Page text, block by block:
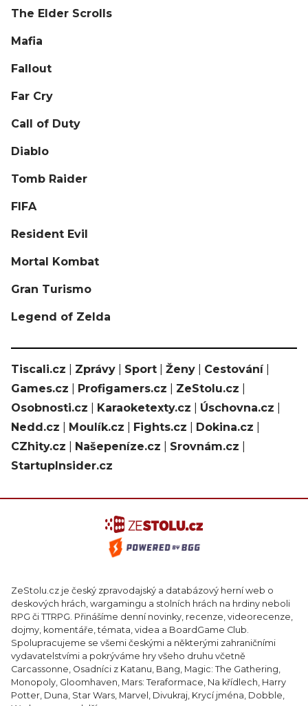
The Elder Scrolls
Mafia
Fallout
Far Cry
Call of Duty
Diablo
Tomb Raider
FIFA
Resident Evil
Mortal Kombat
Gran Turismo
Legend of Zelda
Tiscali.cz Zprávy Sport Ženy Cestování|
Games.cz
Profigamers.cz ZeStolu.cz
Osobnosti.cz
Karaoketexty.cz Úschovna.cz
Nedd.cz
Moulík.cz Fights.cz Dokina.cz
CZhity.cz
Našepeníze.cz Srovnám.cz
StartupInsider.cz
ZeStolu.cz je český zpravodajský a databázový herní web o
deskových hrách, wargamingu a stolních hrách na hrdiny neboli
RPG či TTRPG. Přinášíme denní novinky, recenze, videorecenze,
dojmy, komentáře, témata, videa a BoardGame Club.
Spolupracujeme se všemi českými a některými zahraničními
vydavatelstvími a pokrýváme hry všeho druhu včetně
Carcassonne, Osadníci z Katanu, Bang, Magic: The Gathering,
Monopoly, Gloomhaven, Mars: Teraformace, Na křídlech, Harry
Potter, Duna, Star Wars, Marvel, Divukraj, Krycí jména, Dobble,